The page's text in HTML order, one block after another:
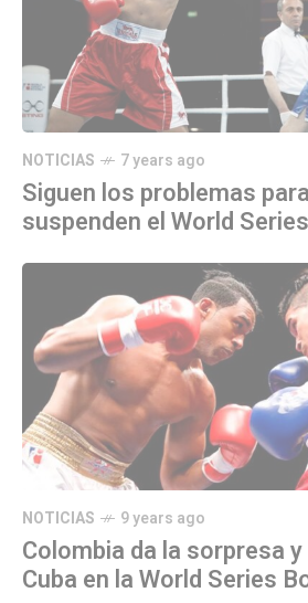
NOTICIAS 7 years ago
Siguen los problemas
suspenden el World
NOTICIAS 9 years ago
Colombia da la sorpresa
Cuba en la World Series